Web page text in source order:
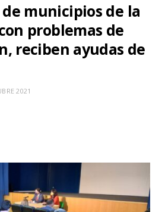
k e
r
)
municipios de la
problemas de
reciben ayudas de
2021